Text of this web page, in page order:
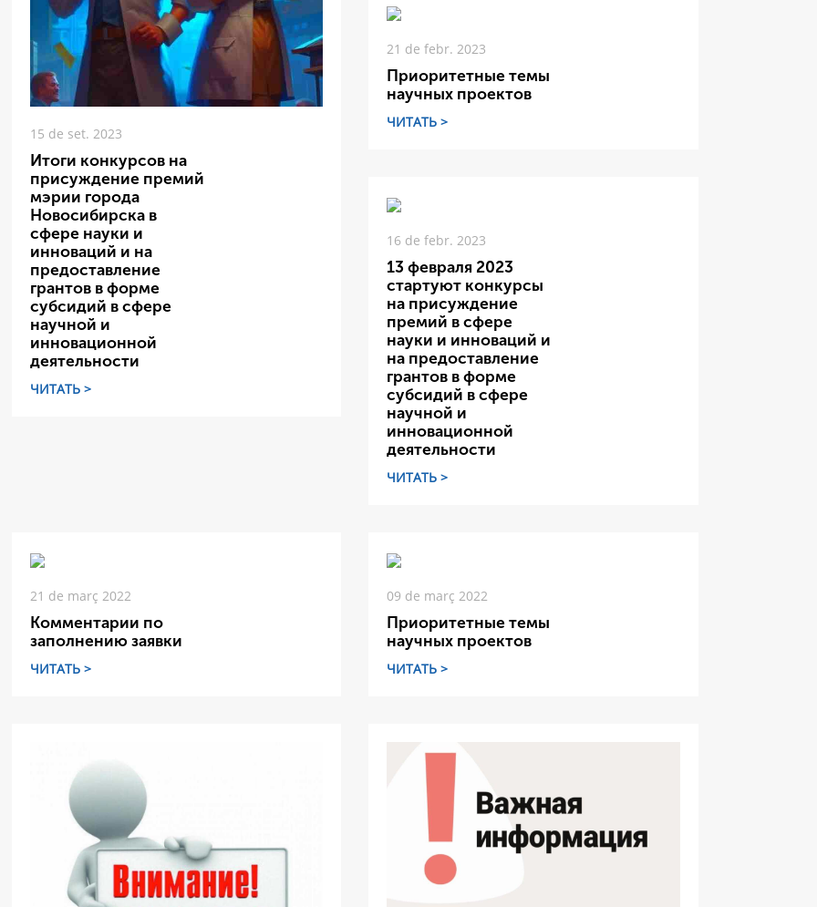
15 de set. 2023
Итоги конкурсов на
присуждение премий
мэрии города
Новосибирска в
сфере науки и
инноваций и на
предоставление
грантов в форме
субсидий в сфере
научной и
инновационной
деятельности
ЧИТАТЬ >
21 de febr. 2023
Приоритетные темы
научных проектов
ЧИТАТЬ >
16 de febr. 2023
13 февраля 2023
стартуют конкурсы
на присуждение
премий в сфере
науки и инноваций и
на предоставление
грантов в форме
субсидий в сфере
научной и
инновационной
деятельности
ЧИТАТЬ >
21 de març 2022
Комментарии по
заполнению заявки
ЧИТАТЬ >
09 de març 2022
Приоритетные темы
научных проектов
ЧИТАТЬ >